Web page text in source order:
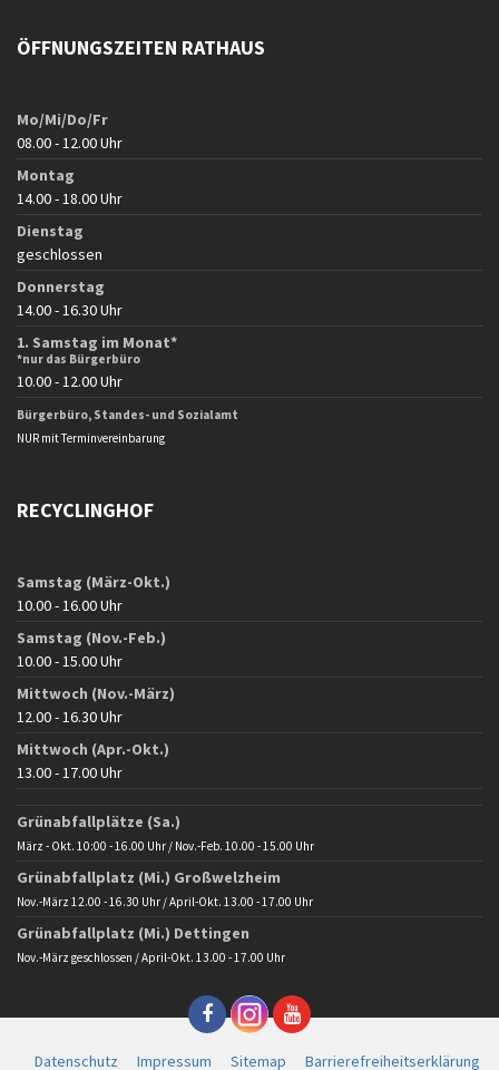
ÖFFNUNGSZEITEN RATHAUS
Mo/Mi/Do/Fr
08.00 - 12.00 Uhr
Montag
14.00 - 18.00 Uhr
Dienstag
geschlossen
Donnerstag
14.00 - 16.30 Uhr
1. Samstag im Monat*
*nur das Bürgerbüro
10.00 - 12.00 Uhr
Bürgerbüro, Standes- und Sozialamt
NUR mit Terminvereinbarung
RECYCLINGHOF
Samstag (März-Okt.)
10.00 - 16.00 Uhr
Samstag (Nov.-Feb.)
10.00 - 15.00 Uhr
Mittwoch (Nov.-März)
12.00 - 16.30 Uhr
Mittwoch (Apr.-Okt.)
13.00 - 17.00 Uhr
Grünabfallplätze (Sa.)
März - Okt. 10:00 - 16.00 Uhr / Nov.-Feb. 10.00 - 15.00 Uhr
Grünabfallplatz (Mi.) Großwelzheim
Nov.-März 12.00 - 16.30 Uhr / April-Okt. 13.00 - 17.00 Uhr
Grünabfallplatz (Mi.) Dettingen
Nov.-März geschlossen / April-Okt. 13.00 - 17.00 Uhr
Datenschutz Impressum Sitemap Barrierefreiheitserklärung